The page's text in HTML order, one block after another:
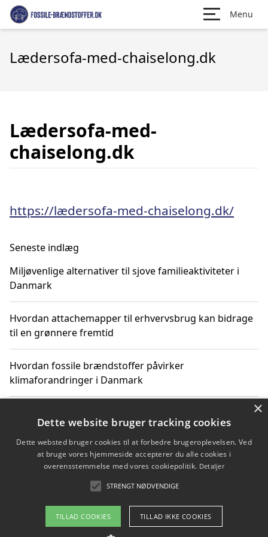
Menu
Lædersofa-med-chaiselong.dk
Lædersofa-med-
chaiselong.dk
https://lædersofa-med-chaiselong.dk/
Seneste indlæg
Miljøvenlige alternativer til sjove familieaktiviteter i
Danmark
Hvordan attachemapper til erhvervsbrug kan bidrage
til en grønnere fremtid
Hvordan fossile brændstoffer påvirker
klimaforandringer i Danmark
klimaændringer
Hvordan citater om fossile brændstoffer kan ændre
Copyright 2026 - Pilanto Aps
×
Dette website bruger tracking cookies
Dette websted bruger cookies til at forbedre brugeroplevelsen. Ved
at bruge vores hjemmeside accepterer du alle cookies i
overensstemmelse med vores cookiepolitik. Detaljer
STRENGT NØDVENDIGE
TILLAD COOKIES TILLAD IKKE COOKIES